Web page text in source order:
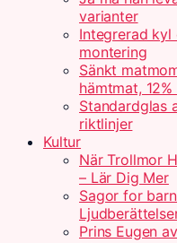
varianter
Integrerad kyl
montering
Sänkt
hämtmat,
Standardglas
riktlinjer
Kultur
När Trollmor
– Lär Dig Mer
Sagor for
Prins Eugen